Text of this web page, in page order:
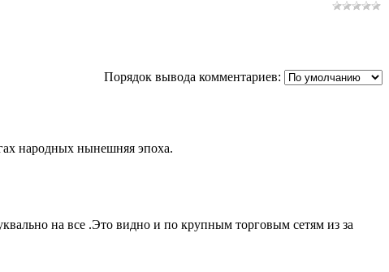
Порядок вывода комментариев:
народных нынешняя эпоха.
на все .Это видно и по крупным торговым сетям из за